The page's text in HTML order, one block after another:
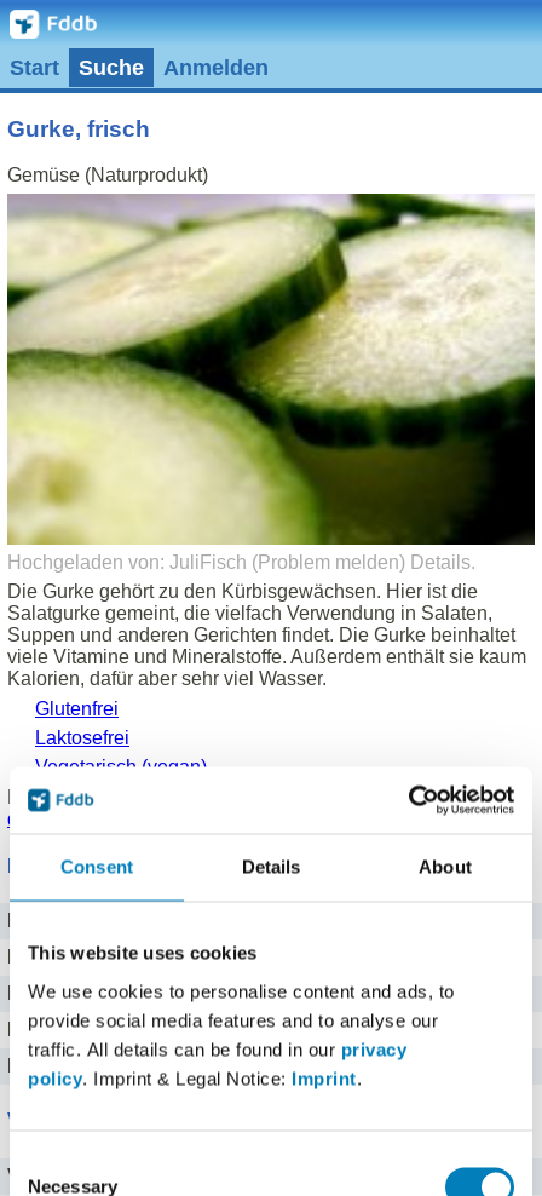
Consent Details About
This website uses cookies
We use cookies to personalise content and ads, to
provide social media features and to analyse our
traffic. All details can be found in our privacy
policy. Imprint & Legal Notice: Imprint.
Selection
Necessary
Start Suche Anmelden
Gurke, frisch
Gemüse (Naturprodukt)
Hochgeladen von: JuliFisch (Problem melden) Details.
Die Gurke gehört zu den Kürbisgewächsen. Hier ist die
Salatgurke gemeint, die vielfach Verwendung in Salaten,
Suppen und anderen Gerichten findet. Die Gurke beinhaltet
viele Vitamine und Mineralstoffe. Außerdem enthält sie kaum
Kalorien, dafür aber sehr viel Wasser.
Glutenfrei
Laktosefrei
Vegetarisch (vegan)
Produkt eingetragen von einem
Hinweise zu
den Produktdaten
Nährwerte für 100 g
Kalorien
Protein
0,6 g g
Kohlenhydrate
1,8 g g
Vitamine
Vitamin C